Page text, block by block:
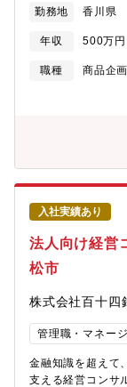
標準や管理方針
の作成、PoC実行
を進めており（
い、フラットな
ちろん、男女問わ
発を担っていく等
通じて、スキルア
的な出勤地は以下
日：麹町
企画■業務改革プ
ットワーク戦略
【データ分析・
施策の企画ーー
案だけではなく、
にできる点が魅
店舗ネットワーク
ビジネスそのもの
まとの接点をどう
です。■豊富な顧
が保有する顧客・
業施策の立案につ
基づいた意思決定
かせるキャリアポ
マネージャー、
企画経験をお持ち
勤務地 香川県
年収 500万
職種
商品企
入社実績あり
法人向け経営
松市
株式会社百十四
管理職・マネー
金融知識を超えて
支える経営コンサ